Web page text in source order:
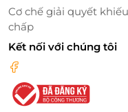
Cơ chế giải quyết
chấp
Kết nối với chúng tôi